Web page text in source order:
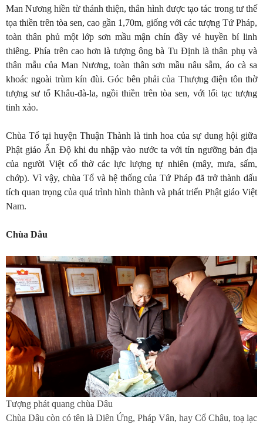
Man Nương hiền từ thánh thiện, thân hình được tạo tác trong tư thế
tọa thiền trên tòa sen, cao gần 1,70m, giống với các tượng Tứ Pháp,
toàn thân phủ một lớp sơn mầu mận chín đầy vẻ huyền bí linh
thiêng. Phía trên cao hơn là tượng ông bà Tu Định là thân phụ và
thân mẫu của Man Nương, toàn thân sơn mầu nâu sẫm, áo cà sa
khoác ngoài trùm kín đùi. Góc bên phải của Thượng điện tôn thờ
tượng sư tổ Khâu-đà-la, ngồi thiền trên tòa sen, với lối tạc tượng
tinh xảo.
Chùa Tổ tại huyện Thuận Thành là tinh hoa của sự dung hội giữa
Phật giáo Ấn Độ khi du nhập vào nước ta với tín ngưỡng bản địa
của người Việt cổ thờ các lực lượng tự nhiên (mây, mưa, sấm,
chớp). Vì vậy, chùa Tổ và hệ thống của Tứ Pháp đã trở thành dấu
tích quan trọng của quá trình hình thành và phát triển Phật giáo Việt
Nam.
Chùa Dâu
Tượng phát quang chùa Dâu
Chùa Dâu còn có tên là Diên Ứng, Pháp Vân, hay Cổ Châu, toạ lạc